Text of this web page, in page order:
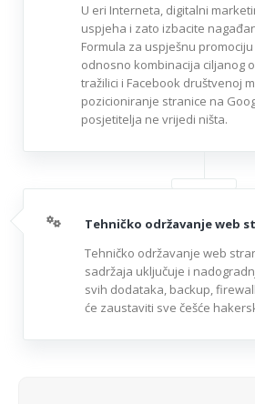
U eri Interneta, digitalni
uspjeha i zato izbacite
Formula za uspješnu promociju
odnosno kombinacija ciljanog
tražilici i Facebook društvenoj
pozicioniranje stranice na
posjetitelja ne vrijedi ništa.
Tehničko održavanje web
Tehničko održavanje web
sadržaja uključuje i
svih dodataka, backup,
će zaustaviti sve češće